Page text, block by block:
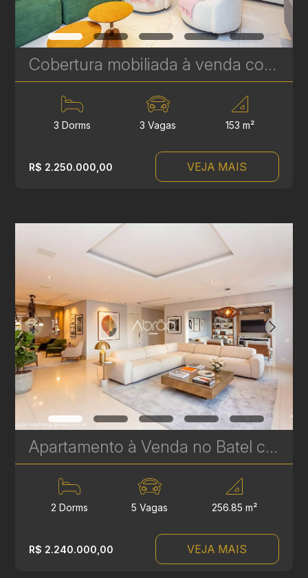
Cobertura mobiliada à venda com 3 suítes no Hugo Lange - 204 m² - Niob Graciosa | Ref. 1785
3 Dorms 3 Vagas 153 m²
R$ 2.250.000,00 VEJA MAIS
Apartamento à Venda no Batel com 2 Suítes – 256 m² | Sofisticação, Amplitude e Localização Premium | Ref 329
2 Dorms 5 Vagas 256.85 m²
R$ 2.240.000,00 VEJA MAIS